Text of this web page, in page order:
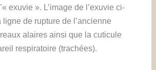
exuvie ». L’image de l’exuvie ci-
de rupture de l’ancienne
alaires ainsi que la cuticule
respiratoire (trachées).